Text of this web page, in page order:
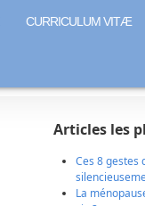
CURRICULUM VITÆ
Articles les
Ces 8 gestes
La